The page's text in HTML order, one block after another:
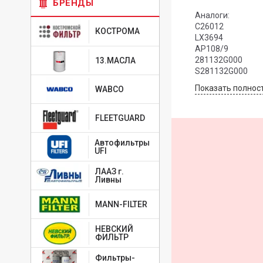
БРЕНДЫ
КОСТРОМА
13.МАСЛА
WABCO
FLEETGUARD
Автофильтры
UFI
ЛААЗ г.
Ливны
MANN-FILTER
НЕВСКИЙ
ФИЛЬТР
Фильтры-
Аналоги:
C26012
LX3694
AP108/9
281132G000
S281132G000
Показать